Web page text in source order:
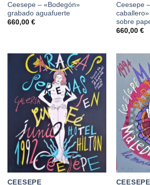
Ceesepe – «Bodegón»
grabado aguafuerte
660,00 €
Ceesepe
sobre
660,00 €
CEESEPE CEESEPE